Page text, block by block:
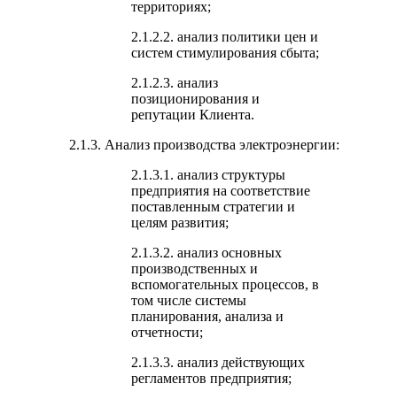
территориях;
2.1.2.2. анализ политики цен и
систем стимулирования сбыта;
2.1.2.3. анализ
позиционирования и
репутации Клиента.
2.1.3. Анализ производства электроэнергии:
2.1.3.1. анализ структуры
предприятия на соответствие
поставленным стратегии и
целям развития;
2.1.3.2. анализ основных
производственных и
вспомогательных процессов, в
том числе системы
планирования, анализа и
отчетности;
2.1.3.3. анализ действующих
регламентов предприятия;